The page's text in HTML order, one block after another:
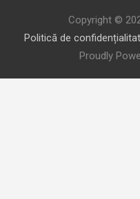
Copyright ©
Politică de
Proudly